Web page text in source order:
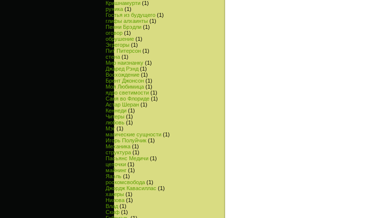
Кришнамурти (1)
руника (1)
Гостья из будущего (1)
глифы алхаинты (1)
Пенни Брэдли (1)
оговор (1)
обрушение (1)
Эгрегоры (1)
Пит Питерсон (1)
стена (1)
Мир наизнанку (1)
Джаред Рэнд (1)
Восхождение (1)
Брент Джонсон (1)
Моя Любимица (1)
ядро светимости (1)
Саня во Флориде (1)
Астар Шеран (1)
Кеннеди (1)
Читеры (1)
любовь (1)
Мэг (1)
магические сущности (1)
Игорь Полуйчик (1)
Механика (1)
структура (1)
Пасьянс Медичи (1)
цепочки (1)
майнинг (1)
Яаэль (1)
роскомсвобода (1)
Джордж Кавасиллас (1)
хакеры (1)
Нилова (1)
Влад (1)
Скиф (1)